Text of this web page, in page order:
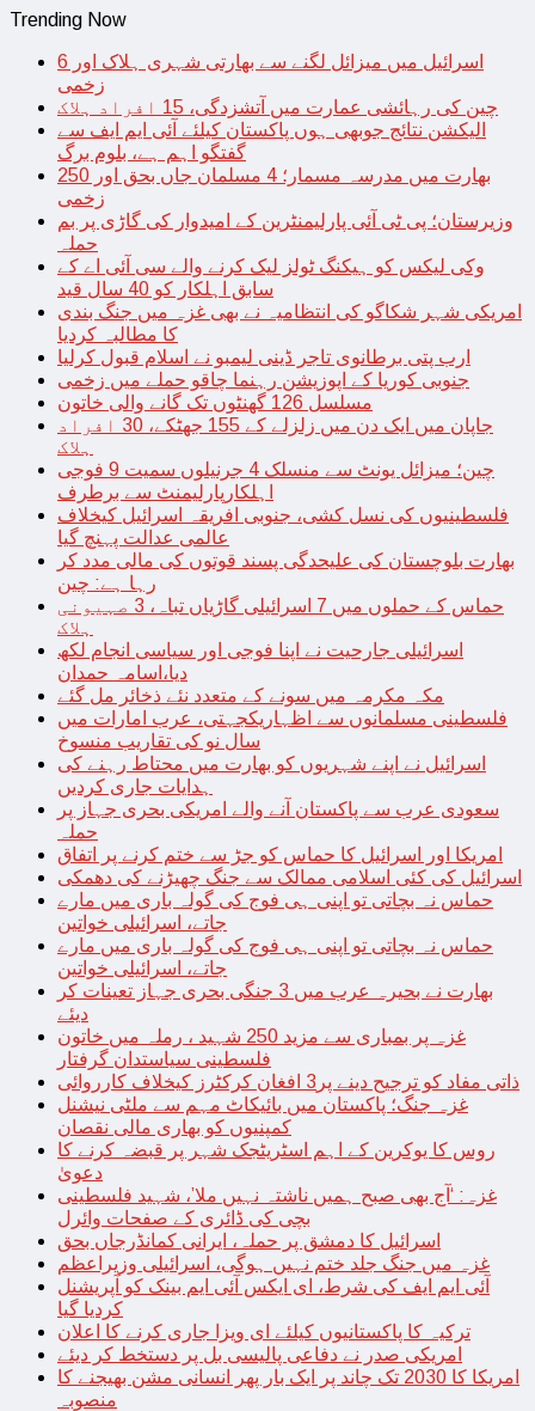
Trending Now
اسرائیل میں میزائل لگنے سے بھارتی شہری ہلاک اور 6
زخمی
چین کی رہائشی عمارت میں آتشزدگی، 15 افراد ہلاک
الیکشن نتائج جوبھی ہوں پاکستان کیلئے آئی ایم ایف سے
گفتگو اہم ہے، بلوم برگ
بھارت میں مدرسہ مسمار؛ 4 مسلمان جاں بحق اور 250
زخمی
وزیرستان؛ پی ٹی آئی پارلیمنٹرین کے امیدوار کی گاڑی پر بم
حملہ
وکی لیکس کو ہیکنگ ٹولز لیک کرنے والے سی آئی اے کے
سابق اہلکار کو 40 سال قید
امریکی شہر شکاگو کی انتظامیہ نے بھی غزہ میں جنگ بندی
کا مطالبہ کردیا
ارب پتی برطانوی تاجر ڈینی لیمبو نے اسلام قبول کرلیا
جنوبی کوریا کے اپوزیشن رہنما چاقو حملے میں زخمی
مسلسل 126 گھنٹوں تک گانے والی خاتون
جاپان میں ایک دن میں زلزلے کے 155 جھٹکے، 30 افراد
ہلاک
چین؛ میزائل یونٹ سے منسلک 4 جرنیلوں سمیت 9 فوجی
اہلکارپارلیمنٹ سے برطرف
فلسطینیوں کی نسل کشی، جنوبی افریقہ اسرائیل کیخلاف
عالمی عدالت پہنچ گیا
بھارت بلوچستان کی علیحدگی پسند قوتوں کی مالی مدد کر
رہا ہے: چین
حماس کے حملوں میں 7 اسرائیلی گاڑیاں تباہ، 3 صہیونی
ہلاک
اسرائیلی جارحیت نے اپنا فوجی اور سیاسی انجام لکھ
دیا،اسامہ حمدان
مکہ مکرمہ میں سونے کے متعدد نئے ذخائر مل گئے
فلسطینی مسلمانوں سے اظہاریکجہتی، عرب امارات میں
سال نو کی تقاریب منسوخ
اسرائیل نے اپنے شہریوں کو بھارت میں محتاط رہنے کی
ہدایات جاری کردیں
سعودی عرب سے پاکستان آنے والے امریکی بحری جہاز پر
حملہ
امریکا اور اسرائیل کا حماس کو جڑ سے ختم کرنے پر اتفاق
اسرائیل کی کئی اسلامی ممالک سے جنگ چھیڑنے کی دھمکی
حماس نہ بچاتی تو اپنی ہی فوج کی گولہ باری میں مارے
جاتے، اسرائیلی خواتین
حماس نہ بچاتی تو اپنی ہی فوج کی گولہ باری میں مارے
جاتے، اسرائیلی خواتین
بھارت نے بحیرہ عرب میں 3 جنگی بحری جہاز تعینات کر
دیئے
غزہ پر بمباری سے مزید 250 شہید ، رملہ میں خاتون
فلسطینی سیاستدان گرفتار
ذاتی مفاد کو ترجیح دینے پر3 افغان کرکٹرز کیخلاف کارروائی
غزہ جنگ؛ پاکستان میں بائیکاٹ مہم سے ملٹی نیشنل
کمپنیوں کو بھاری مالی نقصان
روس کا یوکرین کے اہم اسٹریٹجک شہر پر قبضہ کرنے کا
دعویٰ
غزہ: ‘آج بھی صبح ہمیں ناشتہ نہیں ملا’، شہید فلسطینی
بچی کی ڈائری کے صفحات وائرل
اسرائیل کا دمشق پر حملہ، ایرانی کمانڈرجاں بحق
غزہ میں جنگ جلد ختم نہیں ہوگی، اسرائیلی وزیراعظم
آئی ایم ایف کی شرط، ای ایکس آئی ایم بینک کو آپریشنل
کردیا گیا
ترکیہ کا پاکستانیوں کیلئے ای ویزا جاری کرنے کا اعلان
امریکی صدر نے دفاعی پالیسی بل پر دستخط کر دیئے
امریکا کا 2030 تک چاند پر ایک بار پھر انسانی مشن بھیجنے کا
منصوبہ